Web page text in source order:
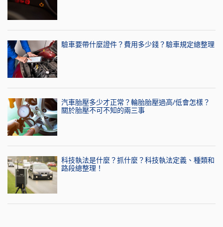
驗車要帶什麼證件？費用多少錢？驗車規定總整理
汽車胎壓多少才正常？輪胎胎壓過高/低會怎樣？
關於胎壓不可不知的兩三事
科技執法是什麼？抓什麼？科技執法定義、種類和
路段總整理！